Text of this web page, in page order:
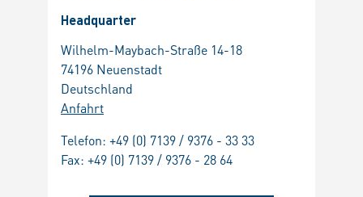
Headquarter
Wilhelm-Maybach-Straße 14-18
74196 Neuenstadt
Deutschland
Anfahrt
Telefon: +49 (0) 7139 / 9376 - 33 33
Fax: +49 (0) 7139 / 9376 - 28 64